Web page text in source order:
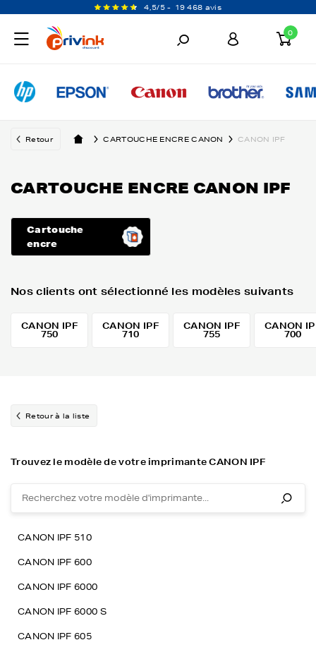
4,5/5 - 19 468 avis
0
Retour CARTOUCHE ENCRE CANON CANON IPF
CARTOUCHE ENCRE CANON IPF
Cartouche
encre
Nos clients ont sélectionné les modèles suivants
CANON IPF
750
CANON IPF
710
CANON IPF
755
CANON
700
Retour à la liste
Trouvez le modèle de votre imprimante CANON IPF
CANON IPF 510
CANON IPF 600
CANON IPF 6000
CANON IPF 6000 S
CANON IPF 605